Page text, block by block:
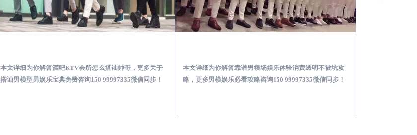
本文详细为你解答酒吧KTV会所怎么搭讪帅哥，更多关于
搭讪男模型男娱乐宝典免费咨询150 99997335微信同步！
本文详细为你解答靠谱男模场娱乐体验消费透明不被坑攻
略，更多男模娱乐必看攻略咨询150 99997335微信同步！